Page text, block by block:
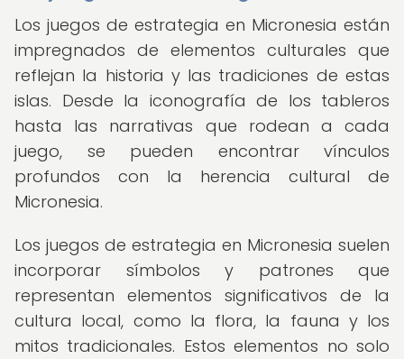
Los juegos de estrategia en Micronesia están
impregnados de elementos culturales que
reflejan la historia y las tradiciones de estas
islas. Desde la iconografía de los tableros
hasta las narrativas que rodean a cada
juego, se pueden encontrar vínculos
profundos con la herencia cultural de
Micronesia.
Los juegos de estrategia en Micronesia suelen
incorporar símbolos y patrones que
representan elementos significativos de la
cultura local, como la flora, la fauna y los
mitos tradicionales. Estos elementos no solo